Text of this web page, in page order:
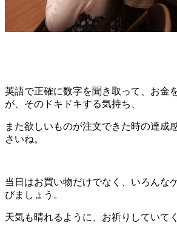
英語で正確に数字を聞き取って、お金
が、そのドキドキする気持ち、
また欲しいものが注文できた時の達成
さいね。
当日はお買い物だけでなく、いろんな
びましょう。
天気も晴れるように、お祈りしていて